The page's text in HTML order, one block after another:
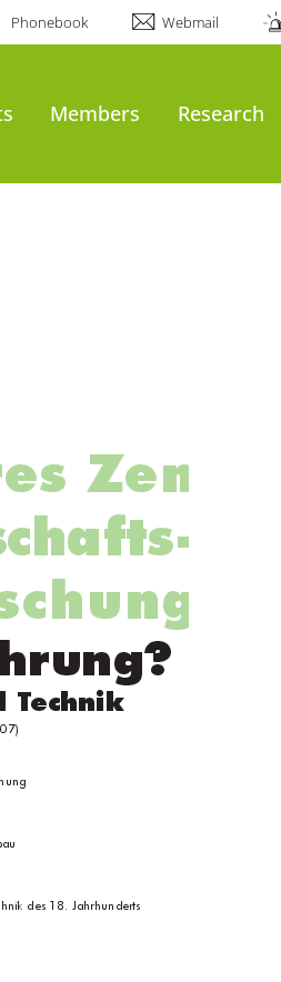
Phonebook Webmail
Members Research